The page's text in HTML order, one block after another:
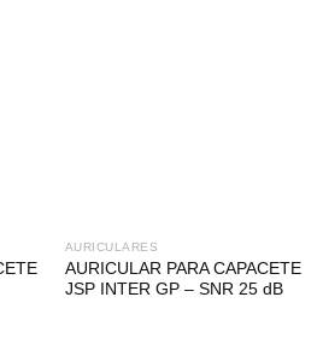
AURICULARES
AURICULAR PARA CAPACETE
JSP INTER GP – SNR 25 dB